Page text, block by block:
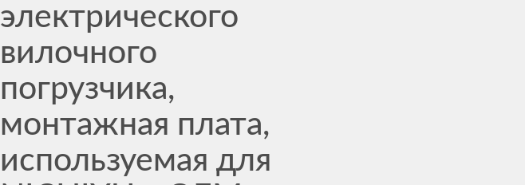
электрического
вилочного
погрузчика,
монтажная плата,
используемая для